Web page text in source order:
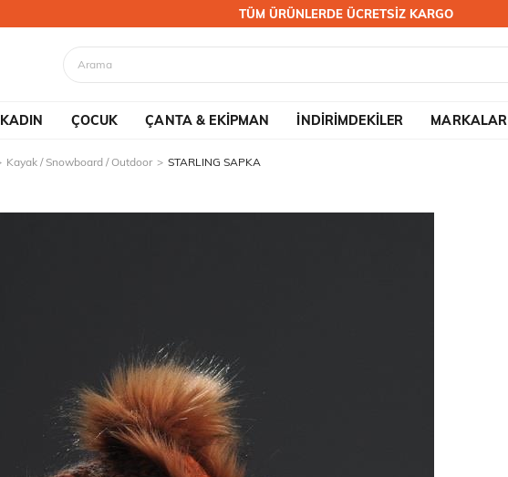
TÜM ÜRÜNLERDE ÜCRETSİZ KARGO
KADIN ÇOCUK ÇANTA & EKİPMAN İNDİRİMDEKİLER MARKALAR
Kayak / Snowboard / Outdoor STARLING SAPKA